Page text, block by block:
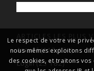
ARTICLES LES PLUS
Accueil (113 124)
Login (23 182)
Le respect de votre vie
nous-mêmes exploitons
des cookies, et traitons